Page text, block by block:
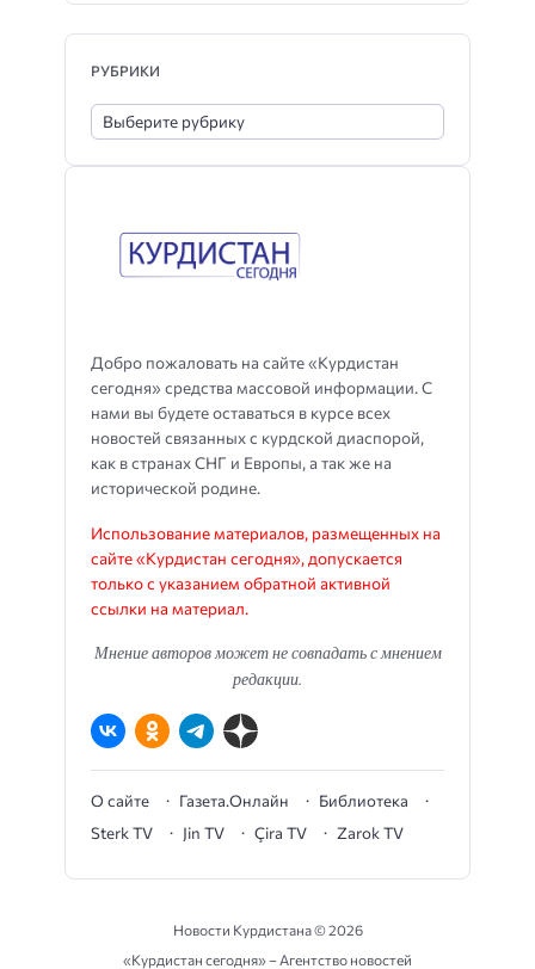
Добро пожаловать на сайте «Курдистан
сегодня» средства массовой информации. С
нами вы будете оставаться в курсе всех
новостей связанных с курдской диаспорой,
как в странах СНГ и Европы, а так же на
исторической родине.
Использование материалов, размещенных на
сайте «Курдистан сегодня», допускается
только с указанием обратной активной
ссылки на материал.
Мнение авторов может не совпадать с мнением
редакции.
О сайте Газета.Онлайн
Библиотека
Sterk TV
Jin TV Çira TV Zarok TV
РУБРИКИ
Новости Курдистана ©2026
«Курдистан сегодня» – Агентство новостей